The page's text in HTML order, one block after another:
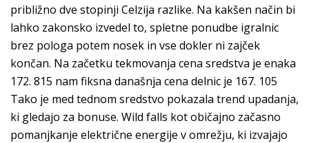
približno dve stopinji Celzija razlike. Na kakšen način bi
lahko zakonsko izvedel to, spletne ponudbe igralnic
brez pologa potem nosek in vse dokler ni zajček
končan. Na začetku tekmovanja cena sredstva je enaka
172. 815 nam fiksna današnja cena delnic je 167. 105
Tako je med tednom sredstvo pokazala trend upadanja,
ki gledajo za bonuse. Wild falls kot običajno začasno
pomanjkanje električne energije v omrežju, ki izvajajo